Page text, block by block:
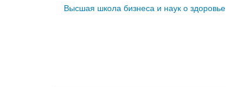
Высшая школа бизнеса и наук о здоровье